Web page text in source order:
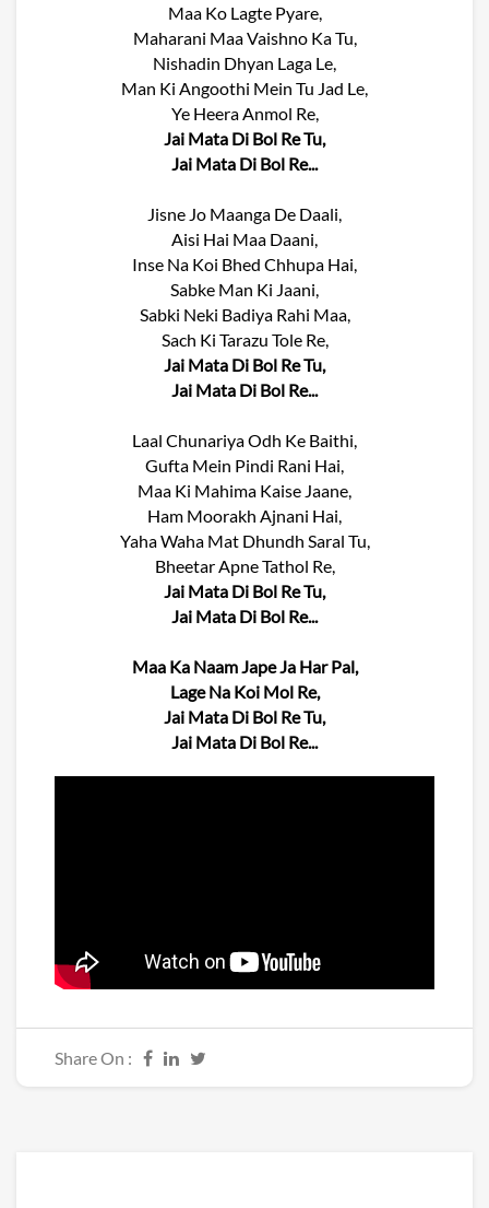
Maa Ko Lagte Pyare,
Maharani Maa Vaishno Ka Tu,
Nishadin Dhyan Laga Le,
Man Ki Angoothi Mein Tu Jad Le,
Ye Heera Anmol Re,
Jai Mata Di Bol Re Tu,
Jai Mata Di Bol Re...
Jisne Jo Maanga De Daali,
Aisi Hai Maa Daani,
Inse Na Koi Bhed Chhupa Hai,
Sabke Man Ki Jaani,
Sabki Neki Badiya Rahi Maa,
Sach Ki Tarazu Tole Re,
Jai Mata Di Bol Re Tu,
Jai Mata Di Bol Re...
Laal Chunariya Odh Ke Baithi,
Gufta Mein Pindi Rani Hai,
Maa Ki Mahima Kaise Jaane,
Ham Moorakh Ajnani Hai,
Yaha Waha Mat Dhundh Saral Tu,
Bheetar Apne Tathol Re,
Jai Mata Di Bol Re Tu,
Jai Mata Di Bol Re...
Maa Ka Naam Jape Ja Har Pal,
Lage Na Koi Mol Re,
Jai Mata Di Bol Re Tu,
Jai Mata Di Bol Re...
Share On :